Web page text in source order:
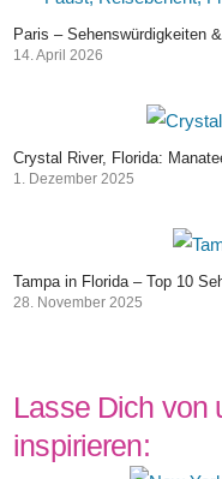
Paris – Sehenswürdigkeiten
14. April 2026
Crystal River, Florida:
1. Dezember 2025
Tampa in Florida – Top 10
28. November 2025
Lasse Dich von
inspirieren: